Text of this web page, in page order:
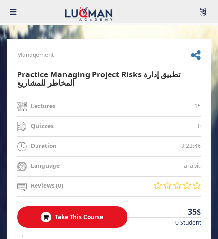
Management
Practice Managing Project Risks تطبيق إدارة
المخاطر للمشاريع
Lectures 15
Quizzes 0
Duration 3:22:46
Language arabic
Reviews (0)
Take This Course 35$
0 Student
.